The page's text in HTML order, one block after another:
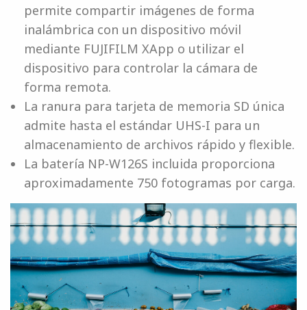
permite compartir imágenes de forma
inalámbrica con un dispositivo móvil
mediante FUJIFILM XApp o utilizar el
dispositivo para controlar la cámara de
forma remota.
La ranura para tarjeta de memoria SD única
admite hasta el estándar UHS-I para un
almacenamiento de archivos rápido y flexible.
La batería NP-W126S incluida proporciona
aproximadamente 750 fotogramas por carga.